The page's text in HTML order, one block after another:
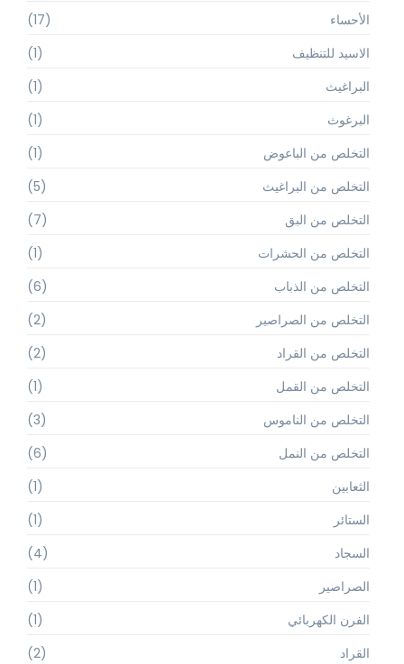
الأحساء
(17)
الاسيد للتنظيف
(1)
البراغيث
(1)
البرغوث
(1)
التخلص من الباعوض
(1)
التخلص من البراغيث
(5)
التخلص من البق
(7)
التخلص من الحشرات
(1)
التخلص من الذباب
(6)
التخلص من الصراصير
(2)
التخلص من القراد
(2)
التخلص من القمل
(1)
التخلص من الناموس
(3)
التخلص من النمل
(6)
الثعابين
(1)
الستائر
(1)
السجاد
(4)
الصراصير
(1)
الفرن الكهربائي
(1)
القراد
(2)